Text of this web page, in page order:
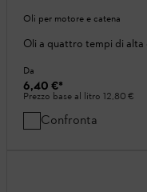
Oli per motore e catena
Oli a quattro tempi di alta
Da
6,40 €*
Prezzo base al litro 12,80 €
Confronta